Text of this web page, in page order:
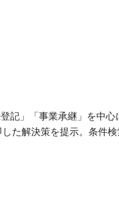
」「事業承継」を中心
た解決策を提示。条件